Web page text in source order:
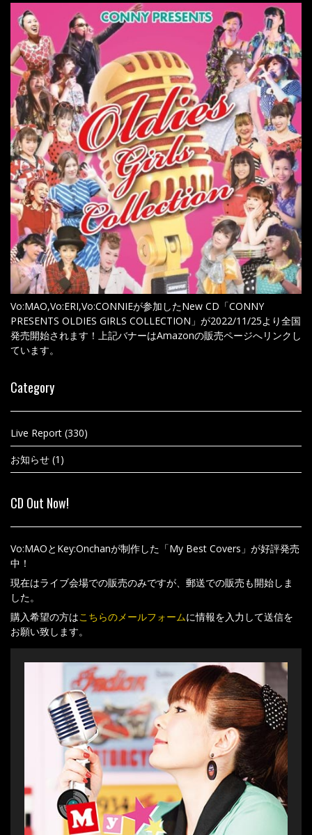
Vo:MAO,Vo:ERI,Vo:CONNIEが参加したNew CD「CONNY
PRESENTS OLDIES GIRLS COLLECTION」が2022/11/25より全国
発売開始されます！上記バナーはAmazonの販売ページへリンクし
ています。
Category
Live Report (330)
お知らせ (1)
CD Out Now!
Vo:MAOとKey:Onchanが制作した「My Best Covers」が好評発売
中！
現在はライブ会場での販売のみですが、郵送での販売も開始しま
した。
購入希望の方はこちらのメールフォームに情報を入力して送信を
お願い致します。